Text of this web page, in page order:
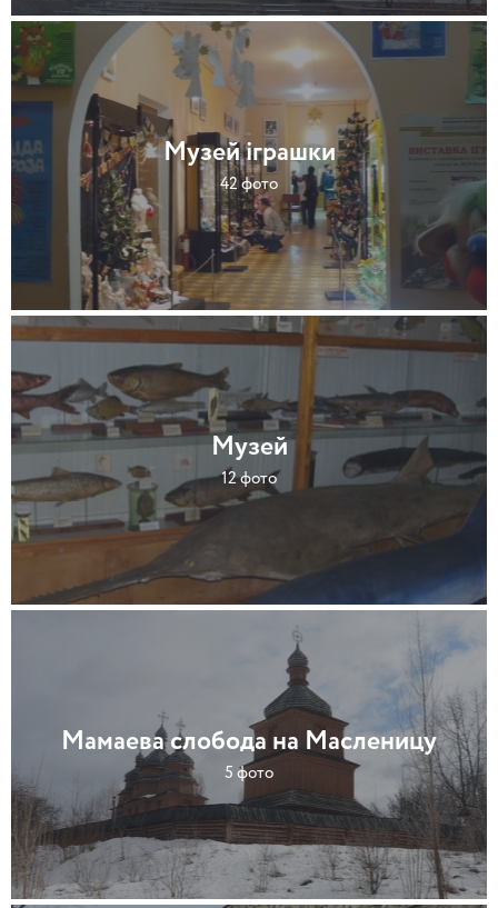
Музей іграшки
42 фото
Музей
12 фото
Мамаева слобода на Масленицу
5 фото